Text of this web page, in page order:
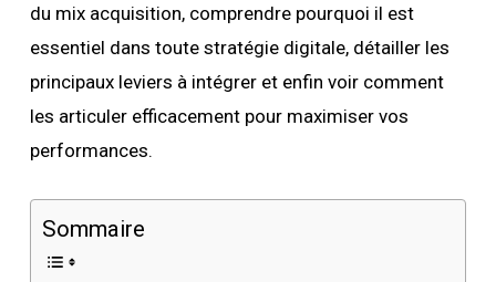
du mix acquisition, comprendre pourquoi il est
essentiel dans toute stratégie digitale, détailler les
principaux leviers à intégrer et enfin voir comment
les articuler efficacement pour maximiser vos
performances.
Sommaire